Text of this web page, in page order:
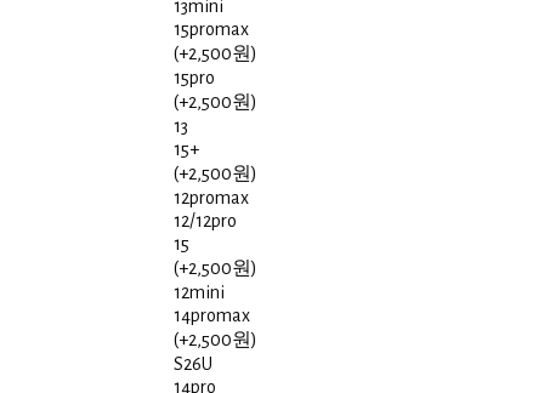
13mini
15promax
(+2,500원)
15pro
(+2,500원)
13
15+
(+2,500원)
12promax
12/12pro
15
(+2,500원)
12mini
14promax
(+2,500원)
S26U
14pro